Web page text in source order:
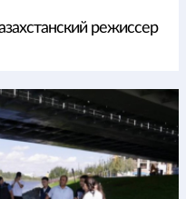
режиссер